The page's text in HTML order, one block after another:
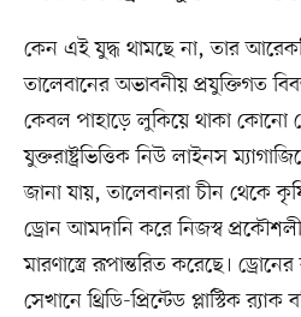
কেন এই যুদ্ধ থামছে না, তার
তালেবানের অভাবনীয় প্রযুক্তিগত
কেবল পাহাড়ে লুকিয়ে থাকা কোনো
যুক্তরাষ্ট্রভিত্তিক নিউ লাইনস
জানা যায়, তালেবানরা চীন থেকে
ড্রোন আমদানি করে নিজস্ব
মারণাস্ত্রে রূপান্তরিত করেছে।
সেখানে থ্রিডি-প্রিন্টেড প্লাস্টিক